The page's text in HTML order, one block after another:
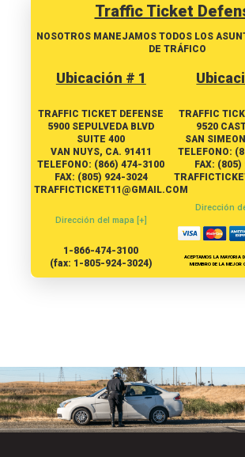
Traffic Ticket
NOSOTROS MANEJAMOS TODOS LOS
DE TRÁFICO
Ubicación # 1
TRAFFIC TICKET DEFENSE
5900 SEPULVEDA BLVD
SUITE 400
VAN NUYS, CA. 91411
TELEFONO: (866) 474-3100
FAX: (805) 924-3024
TRAFFICTICKET11@GMAIL.COM
Dirección del mapa [+]
1-866-474-3100
(fax: 1-805-924-3024)
TRAFFIC
9520
SAN
TELEFONO:
FAX:
Dirección
ACEPTAMOS LA MAYORIA
MIEMBRO DE LA MEJOR